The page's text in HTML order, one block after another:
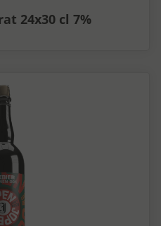
24x30 cl 7%